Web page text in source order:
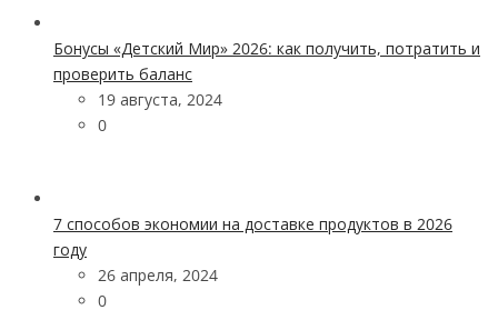
Бонусы «Детский Мир» 2026: как получить, потратить и
проверить баланс
19 августа, 2024
0
7 способов экономии на доставке продуктов в 2026
году
26 апреля, 2024
0